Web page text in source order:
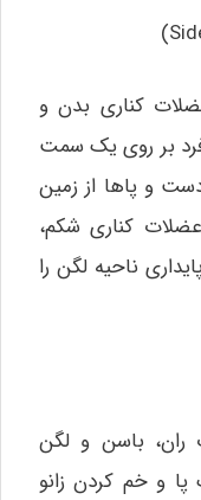
کناری بدن و
بر روی یک سمت
و پاها از زمین
کناری شکم،
ناحیه لگن را
ران، باسن و لگن
و خم کردن زانو